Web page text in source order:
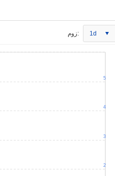
زوم: 1d
2
3
4
5